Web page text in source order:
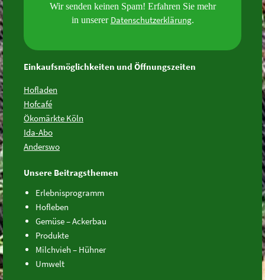
Wir senden keinen Spam! Erfahren Sie mehr
in unserer Datenschutzerklärung.
Einkaufsmöglichkeiten und Öffnungszeiten
Hofladen
Hofcafé
Ökomärkte Köln
Ida-Abo
Anderswo
Unsere Beitragsthemen
Erlebnisprogramm
Hofleben
Gemüse – Ackerbau
Produkte
Milchvieh – Hühner
Umwelt